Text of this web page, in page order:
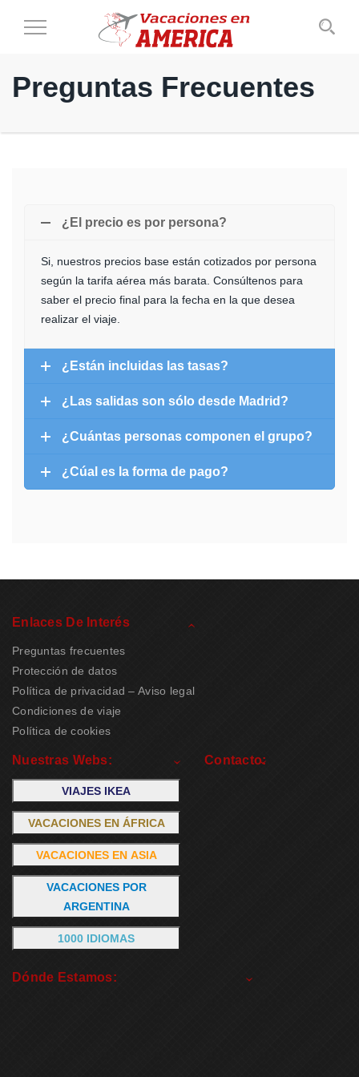
Cambiar
de
navegación
Preguntas Frecuentes
¿El precio es por persona?
Si, nuestros precios base están cotizados por persona
según la tarifa aérea más barata. Consúltenos para
saber el precio final para la fecha en la que desea
realizar el viaje.
¿Están incluidas las tasas?
¿Las salidas son sólo desde Madrid?
¿Cuántas personas componen el grupo?
¿Cúal es la forma de pago?
Enlaces De Interés
Preguntas frecuentes
Protección de datos
Política de privacidad – Aviso legal
Condiciones de viaje
Política de cookies
Nuestras Webs:
VIAJES IKEA
VACACIONES EN ÁFRICA
VACACIONES EN ASIA
VACACIONES POR
ARGENTINA
1000 IDIOMAS
Contacto:
Dónde Estamos: